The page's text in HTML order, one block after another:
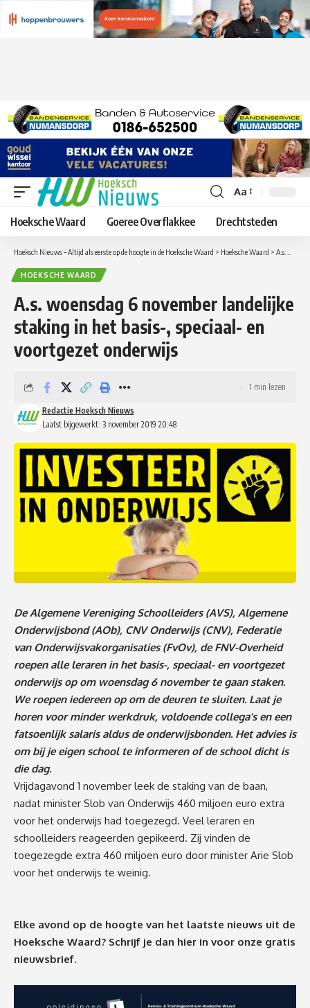
Lettergrootte
aanpassen
Aa
Hoeksche Waard Goeree Overflakkee Drechtsteden
Hoeksch Nieuws – Altijd als eerste op de hoogte in de Hoeksche Waard > Hoeksche Waard > A.s. woensdag 6 november landelijke staking in het basis-, speciaal- en voortgezet onderwijs
HOEKSCHE WAARD
A.s. woensdag 6 november landelijke
staking in het basis-, speciaal- en
voortgezet onderwijs
Laatst bijgewerkt: 3 november 2019 20:48
Redactie Hoeksch Nieuws
1 min lezen
De Algemene Vereniging Schoolleiders (AVS), Algemene
Onderwijsbond (AOb), CNV Onderwijs (CNV), Federatie
van Onderwijsvakorganisaties (FvOv), de FNV-Overheid
roepen alle leraren in het basis-, speciaal- en voortgezet
onderwijs op om woensdag 6 november te gaan staken.
We roepen iedereen op om de deuren te sluiten. Laat je
horen voor minder werkdruk, voldoende collega’s en een
fatsoenlijk salaris aldus de onderwijsbonden. Het advies is
om bij je eigen school te informeren of de school dicht is
die dag.
Vrijdagavond 1 november leek de staking van de baan,
nadat minister Slob van Onderwijs 460 miljoen euro extra
voor het onderwijs had toegezegd. Veel leraren en
schoolleiders reageerden gepikeerd. Zij vinden de
toegezegde extra 460 miljoen euro door minister Arie Slob
voor het onderwijs te weinig.
Elke avond op de hoogte van het laatste nieuws uit de
Hoeksche Waard? Schrijf je dan hier in voor onze gratis
nieuwsbrief.